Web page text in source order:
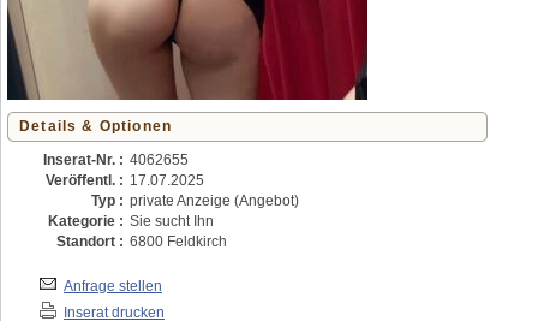
Details & Optionen
Inserat-Nr. : 4062655
Veröffentl. : 17.07.2025
Typ : private Anzeige (Angebot)
Kategorie : Sie sucht Ihn
Standort : 6800 Feldkirch
Anfrage stellen
Inserat drucken